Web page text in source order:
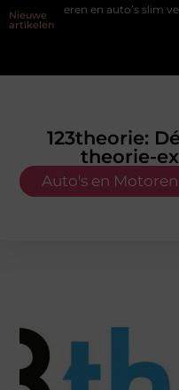
Nieuwe
artikelen
auto’s slim verplaatsen met
123theorie:
theorie-
Auto's en Motoren